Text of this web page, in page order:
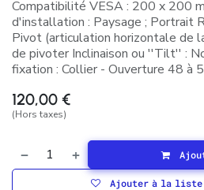
Compatibilité VESA : 200 x 200
d'installation : Paysage ; Portrait
Pivot (articulation horizontale de
de pivoter Inclinaison ou ''Tilt'' :
fixation : Collier - Ouverture 48 à
120,00 €
(Hors taxes)
Ajouter à la liste